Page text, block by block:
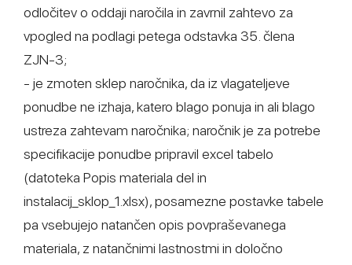
odločitev o oddaji naročila in zavrnil zahtevo za
vpogled na podlagi petega odstavka 35. člena
ZJN-3;
- je zmoten sklep naročnika, da iz vlagateljeve
ponudbe ne izhaja, katero blago ponuja in ali blago
ustreza zahtevam naročnika; naročnik je za potrebe
specifikacije ponudbe pripravil excel tabelo
(datoteka Popis materiala del in
instalacij_sklop_1.xlsx), posamezne postavke tabele
pa vsebujejo natančen opis povpraševanega
materiala, z natančnimi lastnostmi in določno